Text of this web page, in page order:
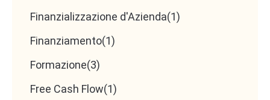
Finanzializzazione d'Azienda(1)
Finanziamento(1)
Formazione(3)
Free Cash Flow(1)